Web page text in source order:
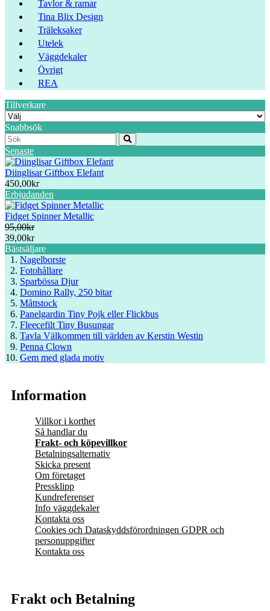
Tavlor & ramar
Tina Blix Design
Träleksaker
Utelek
Väggdekaler
Övrigt
REA
Tillverkare
Snabbsök
Senaste
Diinglisar Giftbox Elefant
450,00kr
Erbjudanden
Fidget Spinner Metallic
95,00kr
39,00kr
Bästsäljare
Nagelborste
Fotohållare
Sparbössa Djur
Domino Rally, 250 bitar
Måttstock
Panelgardin Tiny Pojk eller Flickbus
Fleecefilt Tiny Busungar
Tavla Välkommen till världen av Kerstin Westin
Penna Clown
Gem med glada motiv
Information
Villkor i korthet
Så handlar du
Frakt- och köpevillkor
Betalningsalternativ
Skicka present
Om företaget
Pressklipp
Kundreferenser
Info väggdekaler
Kontakta oss
Cookies och Dataskyddsförordningen GDPR och
personuppgifter
Kontakta oss
Frakt och Betalning